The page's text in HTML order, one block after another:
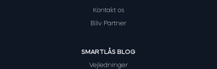
Kontakt os
Bliv Partner
SMARTLÅS BLOG
Vejledninger